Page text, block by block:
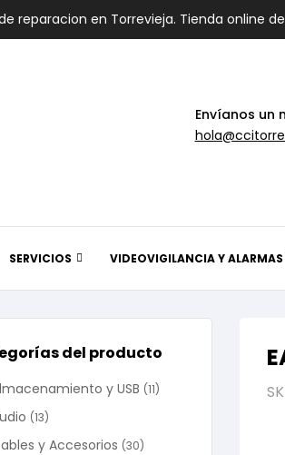
reparacion en Torrevieja. Tienda online
Envíanos un
SERVICIOS VIDEOVIGILANCIA Y ALARMAS
del producto
y USB (11)
(13)
y Accesorios (30)